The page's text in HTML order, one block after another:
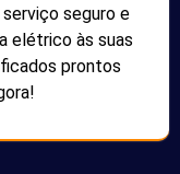
serviço seguro e
elétrico às suas
prontos